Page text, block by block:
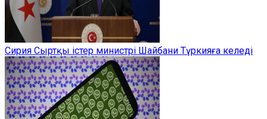
Сирия Сыртқы істер министрі Шайбани Түркияға келеді